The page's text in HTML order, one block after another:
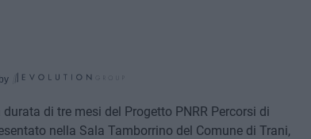
di tre mesi del Progetto PNRR Percorsi di
nella Sala Tamborrino del Comune di Trani,